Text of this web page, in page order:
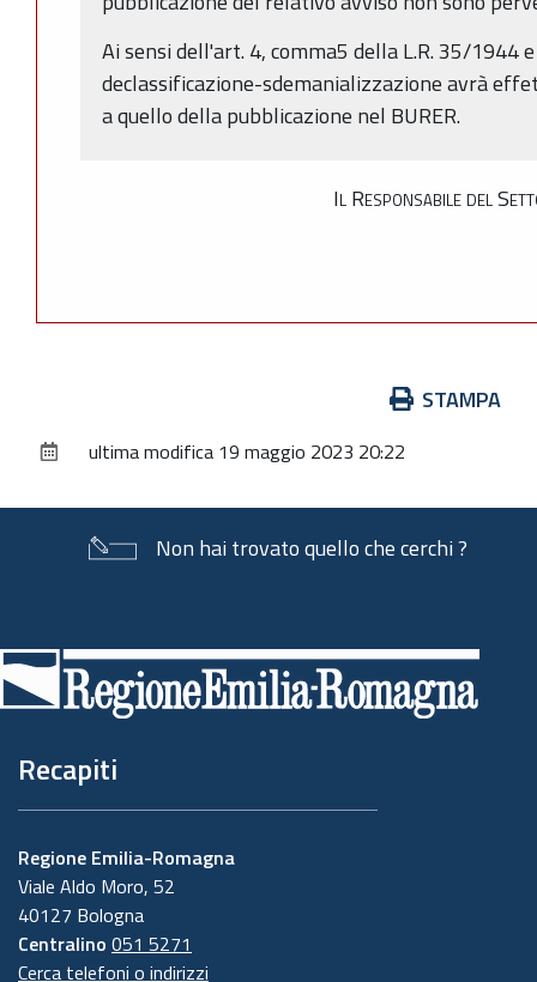
Ai sensi dell'art. 4, comma5 della L.R. 35/1944
declassificazione-sdemanializzazione avrà
a quello della pubblicazione nel BURER.
Il Responsabile del
documento
STAMPA
ultima modifica 19 maggio 2023 20:22
Non hai trovato quello che cerchi ?
di
pagina
Recapiti
Regione Emilia-Romagna
Viale Aldo Moro, 52
40127 Bologna
Centralino 051 5271
Cerca telefoni o indirizzi